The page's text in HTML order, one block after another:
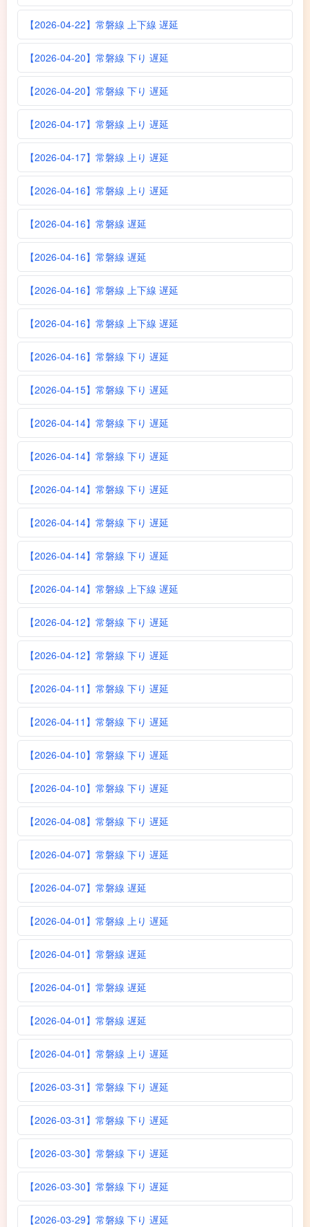
【2026-04-22】常磐線 上下線 遅延
【2026-04-20】常磐線 下り 遅延
【2026-04-20】常磐線 下り 遅延
【2026-04-17】常磐線 上り 遅延
【2026-04-17】常磐線 上り 遅延
【2026-04-16】常磐線 上り 遅延
【2026-04-16】常磐線 遅延
【2026-04-16】常磐線 遅延
【2026-04-16】常磐線 上下線 遅延
【2026-04-16】常磐線 上下線 遅延
【2026-04-16】常磐線 下り 遅延
【2026-04-15】常磐線 下り 遅延
【2026-04-14】常磐線 下り 遅延
【2026-04-14】常磐線 下り 遅延
【2026-04-14】常磐線 下り 遅延
【2026-04-14】常磐線 下り 遅延
【2026-04-14】常磐線 下り 遅延
【2026-04-14】常磐線 上下線 遅延
【2026-04-12】常磐線 下り 遅延
【2026-04-12】常磐線 下り 遅延
【2026-04-11】常磐線 下り 遅延
【2026-04-11】常磐線 下り 遅延
【2026-04-10】常磐線 下り 遅延
【2026-04-10】常磐線 下り 遅延
【2026-04-08】常磐線 下り 遅延
【2026-04-07】常磐線 下り 遅延
【2026-04-07】常磐線 遅延
【2026-04-01】常磐線 上り 遅延
【2026-04-01】常磐線 遅延
【2026-04-01】常磐線 遅延
【2026-04-01】常磐線 遅延
【2026-04-01】常磐線 上り 遅延
【2026-03-31】常磐線 下り 遅延
【2026-03-31】常磐線 下り 遅延
【2026-03-30】常磐線 下り 遅延
【2026-03-30】常磐線 下り 遅延
【2026-03-29】常磐線 下り 遅延